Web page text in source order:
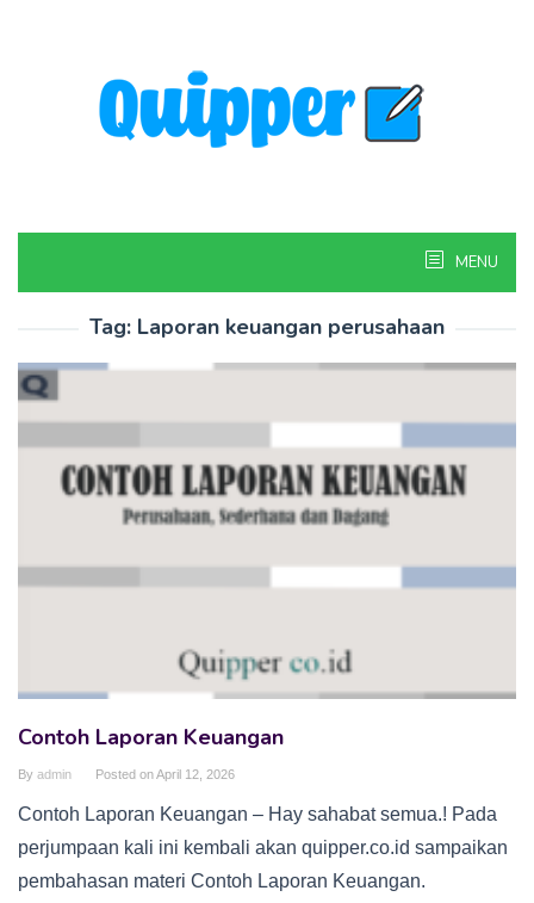
MENU
Tag: Laporan keuangan perusahaan
Contoh Laporan Keuangan
By admin Posted onApril 12, 2026
Contoh Laporan Keuangan – Hay sahabat semua.! Pada
perjumpaan kali ini kembali akan quipper.co.id sampaikan
pembahasan materi Contoh Laporan Keuangan.